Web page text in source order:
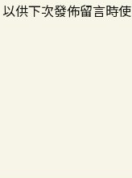
供下次發佈留言時使